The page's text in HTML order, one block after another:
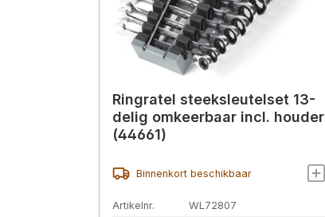
Ringratel steeksleutelset 13-
delig omkeerbaar incl. houder
(44661)
Binnenkort beschikbaar
Artikelnr. WL72807